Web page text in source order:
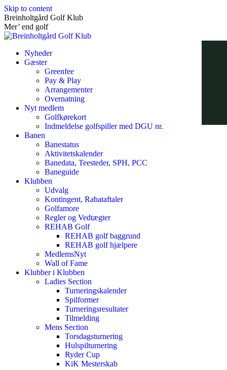
Skip to content
Breinholtgård Golf Klub
Mer’ end golf
Nyheder
Gæster
Greenfee
Pay & Play
Arrangementer
Overnatning
Nyt medlem
Golfkørekort
Indmeldelse golfspiller med DGU nr.
Banen
Banestatus
Aktivitetskalender
Banedata, Teesteder, SPH, PCC
Baneguide
Klubben
Udvalg
Kontingent, Rabataftaler
Golfamore
Regler og Vedtægter
REHAB Golf
REHAB golf baggrund
REHAB golf hjælpere
MedlemsNyt
Wall of Fame
Klubber i Klubben
Ladies Section
Turneringskalender
Spilformer
Turneringsresultater
Tilmelding
Mens Section
Torsdagsturnering
Hulspilturnering
Ryder Cup
KiK Mesterskab